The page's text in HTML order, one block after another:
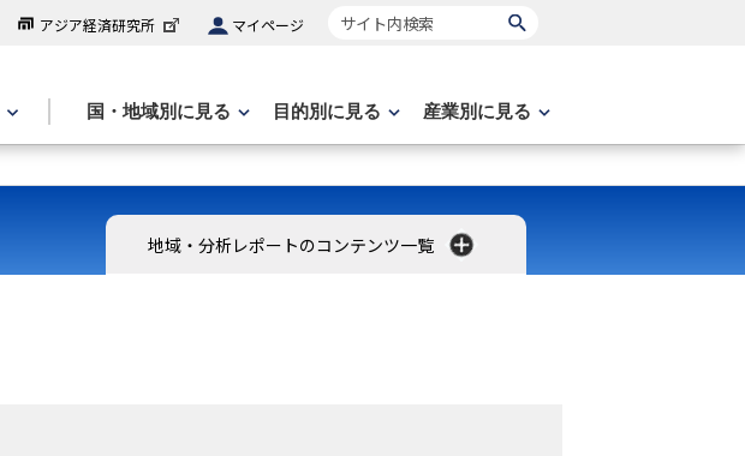
アジア経済研究所 マイページ サイト内検索
国・地域別に見る 目的別に見る 産業別に見る
地域・分析レポートのコンテンツ一覧